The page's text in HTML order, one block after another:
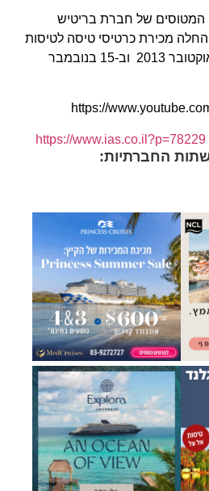
המטוסים של חברת בריטיש
החל מיולי 2013. החלה מכירת כרטיסי טיסה לטיסות
הבכורה שיתקיימו ב-15 לאוקטובר 2013 וב-15 בנובמבר
https://
https://www.ias.co.il?p=78229
החברתיות: